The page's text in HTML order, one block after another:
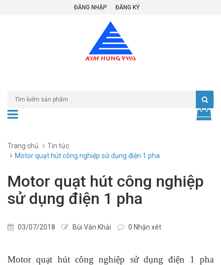
ĐĂNG NHẬP ĐĂNG KÝ
Trang chủ
Tin tức
Motor quạt hút công nghiệp sử dụng điện 1 pha
Motor quạt hút công nghiệp
sử dụng điện 1 pha
03/07/2018 Bùi Văn Khải 0 Nhận xét
Motor quạt hút công nghiệp sử dụng điện 1 pha